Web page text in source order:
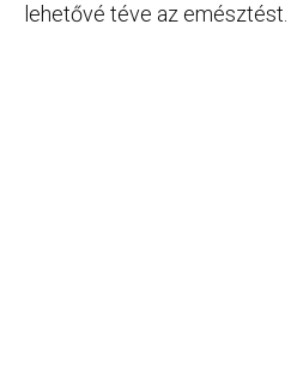
lehetővé téve az emésztést.